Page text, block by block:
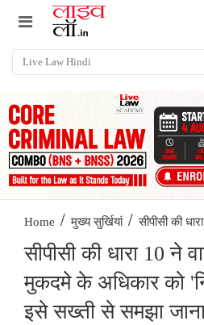
Home / मुख्य सुर्खियां / सीपीसी की
सीपीसी की धारा 10 ने
मुकदमे के अधिकार को
इसे सख्ती से समझा जाना